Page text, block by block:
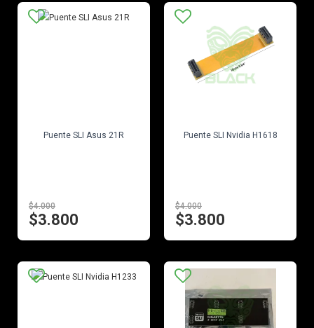
Puente SLI Asus 21R
$4.000
$3.800
Puente SLI Nvidia H1618
$4.000
$3.800